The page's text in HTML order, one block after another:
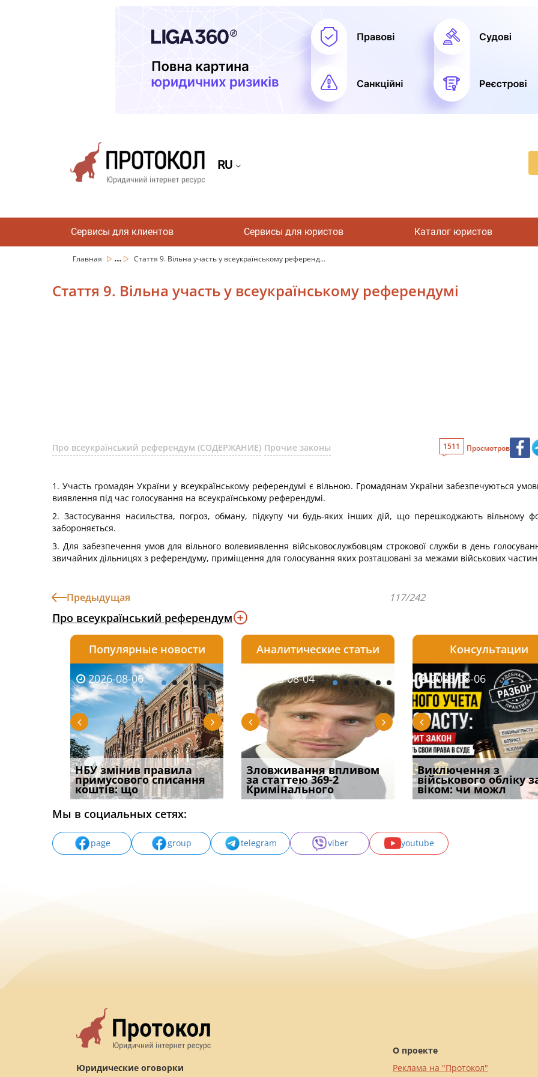
RU
Сервисы для клиентов Сервисы для юристов Каталог юристов
Главная ... Стаття 9. Вільна участь у всеукраїнському референд...
Стаття 9. Вільна участь у всеукраїнському референдумі
Про всеукраїнський референдум (СОДЕРЖАНИЕ) Прочие законы 1511 Просмотров
1. Участь громадян України у всеукраїнському референдумі є вільною. Громадянам України забезпечуються
виявлення під час голосування на всеукраїнському референдумі.
2. Застосування насильства, погроз, обману, підкупу чи будь-яких інших дій, що перешкоджають вільному
забороняється.
3. Для забезпечення умов для вільного волевиявлення військовослужбовцям строкової служби в день
звичайних дільницях з референдуму, приміщення для голосування яких розташовані за межами військових
Предыдущая 117/242
Про всеукраїнський референдум
Популярные новости
2026-08-06
НБУ змінив правила
примусового списання
коштів: що
2026-08-06
Якщо суд встановив для
відшкодування шкоди
наявніс
2026-08-06
Документи, на яких не
проставляється
апостиль: пер
Аналитические статьи
2026-08-03
Водії можуть отримати
компенсацію за
незаконні дії
2026-08-04
Зловживання впливом
за статтею 369-2
Кримінального
2026-08-04
Переоформлення
відстрочки за іншою
підставою: нов
Консультации
2026-08-05
Особливості захисту у
кримінальному
провадженні: я
2026-08-06
Виключення з
військового обліку
віком: чи можл
2026-07-30
Восьмий ААС
підтвердив, що
може скас
Мы в социальных сетях:
page group telegram viber youtube
Юридические оговорки
О проекте
Реклама на "Протокол"